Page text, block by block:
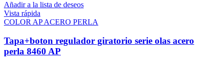
Añadir a la lista de deseos
Vista rápida
COLOR AP ACERO PERLA
Tapa+boton regulador giratorio serie olas acero
perla 8460 AP